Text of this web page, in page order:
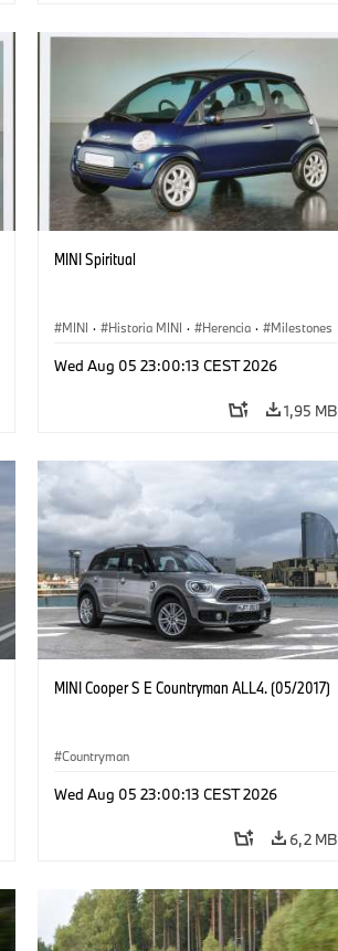
MINI Spiritual
MINI · Historia MINI · Herencia · Milestones
Wed Aug 05 23:00:13 CEST 2026
1,95 MB
MINI Cooper S E Countryman ALL4. (05/2017)
Countryman
Wed Aug 05 23:00:13 CEST 2026
6,2 MB